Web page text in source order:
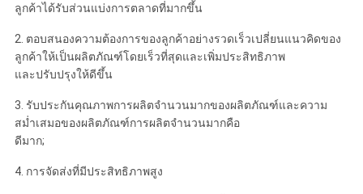
ลูกค้าได้รับส่วนแบ่งการตลาดที่มากขึ้น
2. ตอบสนองความต้องการของลูกค้าอย่างรวดเร็วเปลี่ยนแนวคิดของ
ลูกค้าให้เป็นผลิตภัณฑ์โดยเร็วที่สุดและเพิ่มประสิทธิภาพ
และปรับปรุงให้ดีขึ้น
3. รับประกันคุณภาพการผลิตจำนวนมากของผลิตภัณฑ์และความ
สม่ำเสมอของผลิตภัณฑ์การผลิตจำนวนมากคือ
ดีมาก;
4. การจัดส่งที่มีประสิทธิภาพสูง